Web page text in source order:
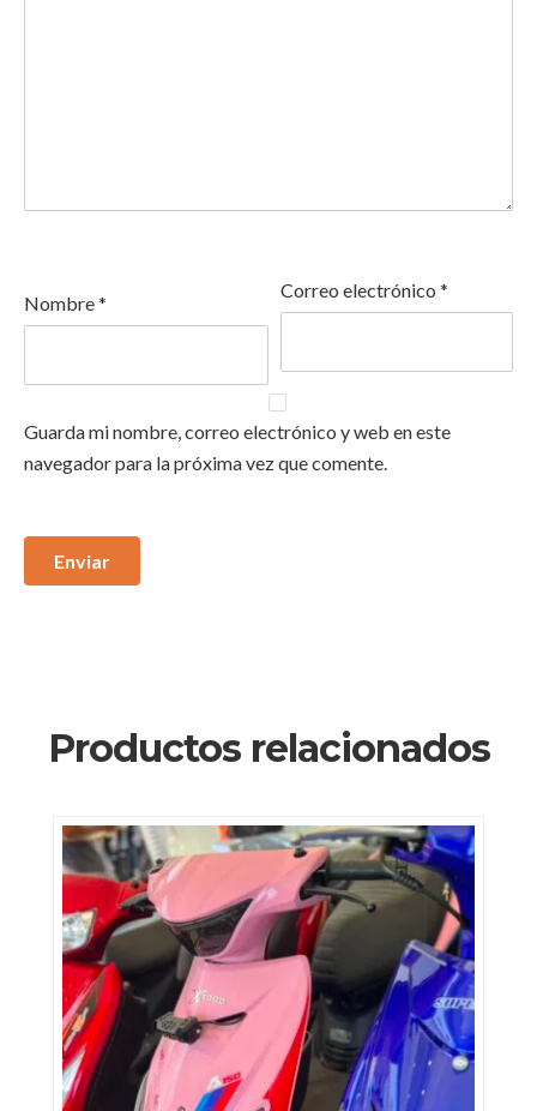
Nombre*
Correo electrónico *
Guarda mi nombre, correo electrónico y web en este
navegador para la próxima vez que comente.
Productos relacionados